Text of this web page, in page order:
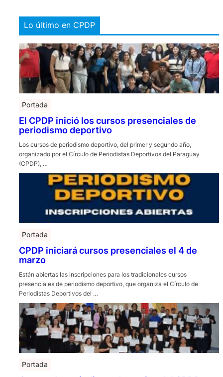
Lo último en CPDP
Portada
El CPDP inició los cursos presenciales de
periodismo deportivo
Los cursos de periodismo deportivo, del primer y segundo año,
organizado por el Círculo de Periodistas Deportivos del Paraguay
(CPDP), …
Portada
CPDP iniciará cursos presenciales el 4 de
marzo
Están abiertas las inscripciones para los tradicionales cursos
presenciales de periodismo deportivo, que organiza el Círculo de
Periodistas Deportivos del …
Portada